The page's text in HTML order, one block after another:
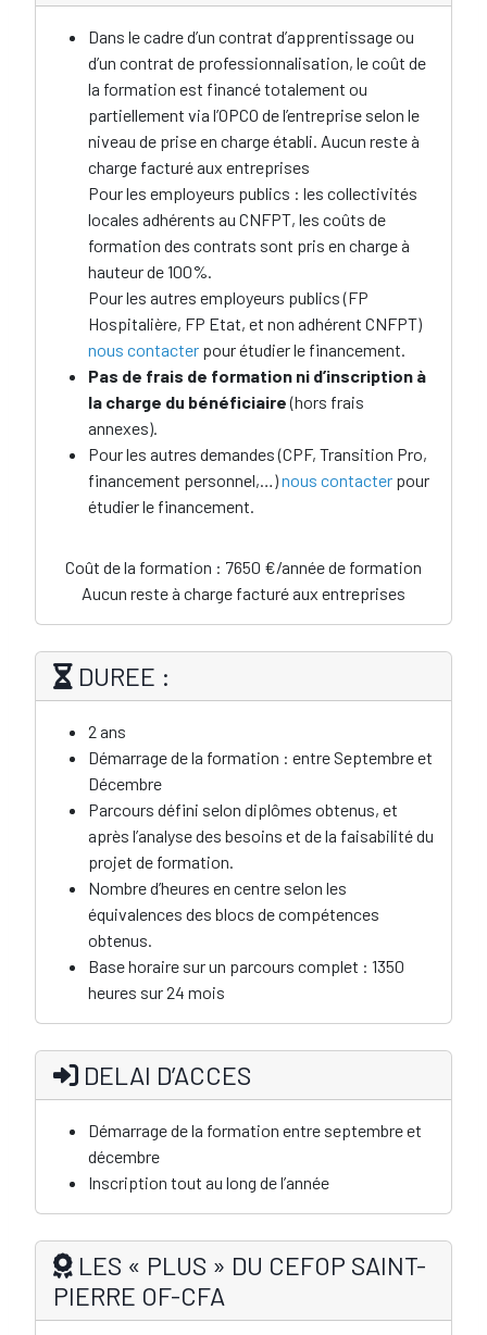
Dans le cadre d’un contrat d’apprentissage ou
d’un contrat de professionnalisation, le coût de
la formation est financé totalement ou
partiellement via l’OPCO de l’entreprise selon le
niveau de prise en charge établi. Aucun reste à
charge facturé aux entreprises
Pour les employeurs publics : les collectivités
locales adhérents au CNFPT, les coûts de
formation des contrats sont pris en charge à
hauteur de 100%.
Pour les autres employeurs publics (FP
Hospitalière, FP Etat, et non adhérent CNFPT)
nous contacter pour étudier le financement.
Pas de frais de formation ni d’inscription à
la charge du bénéficiaire(hors frais
annexes).
Pour les autres demandes (CPF, Transition Pro,
financement personnel,…)nous contacter pour
étudier le financement.
Coût de la formation : 7650 €/année de formation
Aucun reste à charge facturé aux entreprises
DUREE :
2 ans
Démarrage de la formation : entre Septembre et
Décembre
Parcours défini selon diplômes obtenus, et
après l’analyse des besoins et de la faisabilité du
projet de formation.
Nombre d’heures en centre selon les
équivalences des blocs de compétences
obtenus.
Base horaire sur un parcours complet : 1350
heures sur 24 mois
DELAI D’ACCES
Démarrage de la formation entre septembre et
décembre
Inscription tout au long de l’année
LES « PLUS » DU CEFOP SAINT-
PIERRE OF-CFA